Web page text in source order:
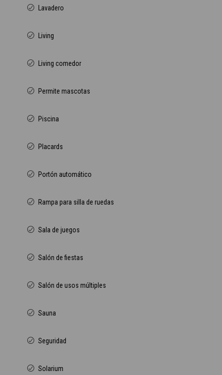
Lavadero
Living
Living comedor
Permite mascotas
Piscina
Placards
Portón automático
Rampa para silla de ruedas
Sala de juegos
Salón de fiestas
Salón de usos múltiples
Sauna
Seguridad
Solarium